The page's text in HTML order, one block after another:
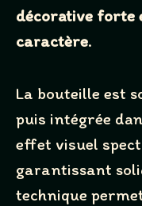
décorative forte
caractère.
La bouteille est
puis intégrée
effet visuel
garantissant
technique
Write a